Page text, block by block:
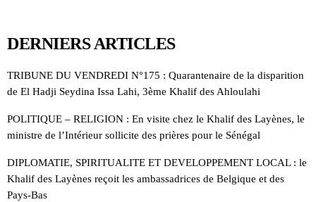
DERNIERS ARTICLES
TRIBUNE DU VENDREDI N°175 : Quarantenaire de la disparition
de El Hadji Seydina Issa Lahi, 3ème Khalif des Ahloulahi
POLITIQUE – RELIGION : En visite chez le Khalif des Layènes, le
ministre de l’Intérieur sollicite des prières pour le Sénégal
DIPLOMATIE, SPIRITUALITE ET DEVELOPPEMENT LOCAL : le
Khalif des Layènes reçoit les ambassadrices de Belgique et des
Pays-Bas